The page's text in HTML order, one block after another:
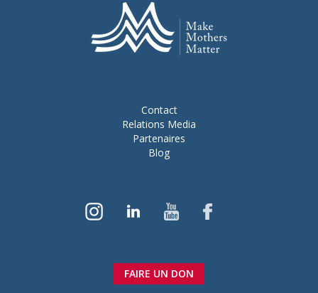
Contact
Relations Media
Partenaires
Blog
FAIRE UN DON